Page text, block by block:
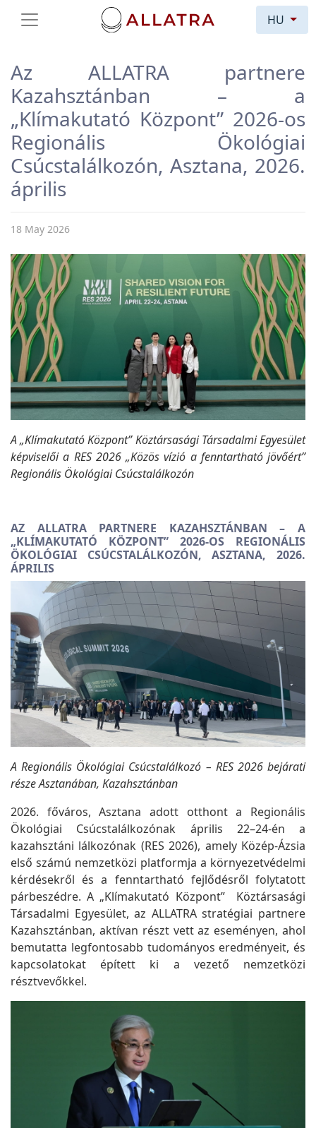
HU
Az ALLATRA partnere
Kazahsztánban – a
„Klímakutató Központ” 2026-os
Regionális Ökológiai
Csúcstalálkozón, Asztana, 2026.
április
18 May 2026
A „Klímakutató Központ” Köztársasági Társadalmi Egyesület
képviselői a RES 2026 „Közös vízió a fenntartható jövőért”
Regionális Ökológiai Csúcstalálkozón
AZ ALLATRA PARTNERE KAZAHSZTÁNBAN – A
„KLÍMAKUTATÓ KÖZPONT” 2026-OS REGIONÁLIS
ÖKOLÓGIAI CSÚCSTALÁLKOZÓN, ASZTANA, 2026.
ÁPRILIS
A Regionális Ökológiai Csúcstalálkozó – RES 2026 bejárati
része Asztanában, Kazahsztánban
2026. főváros, Asztana adott otthont a Regionális
Ökológiai Csúcstalálkozónak április 22–24-én a
kazahsztáni lálkozónak (RES 2026), amely Közép-Ázsia
első számú nemzetközi platformja a környezetvédelmi
kérdésekről és a fenntartható fejlődésről folytatott
párbeszédre. A „Klímakutató Központ” Köztársasági
Társadalmi Egyesület, az ALLATRA stratégiai partnere
Kazahsztánban, aktívan részt vett az eseményen, ahol
bemutatta legfontosabb tudományos eredményeit, és
kapcsolatokat épített ki a vezető nemzetközi
résztvevőkkel.